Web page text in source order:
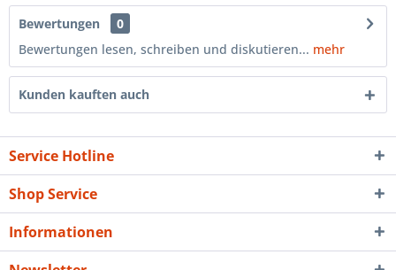
Bewertungen
0
Bewertungen lesen, schreiben und diskutieren... mehr
Kunden kauften auch
Service Hotline
Shop Service
Informationen